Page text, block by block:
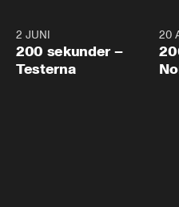
5:00
4:23
2 JUNI
200 sekunder –
Testerna
20